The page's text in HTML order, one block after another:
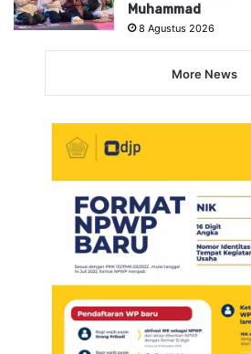
Muhammad
8 Agustus 2026
More News